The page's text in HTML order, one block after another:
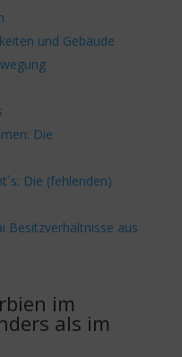
und Gebäude
Die
Die (fehlenden)
Besitzverhältnisse aus
im
als im